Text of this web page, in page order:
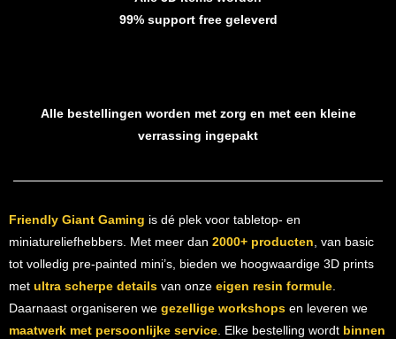
99% support free geleverd
Alle bestellingen worden met zorg en met een kleine
verrassing ingepakt
Friendly Giant Gaming is dé plek voor tabletop- en
miniatureliefhebbers. Met meer dan 2000+ producten, van basic
tot volledig pre-painted mini’s, bieden we hoogwaardige 3D prints
met ultra scherpe detailsvan onze eigen resin formule.
Daarnaast organiseren we gezellige workshopsen leveren we
maatwerk met persoonlijke service. Elke bestelling wordt binnen